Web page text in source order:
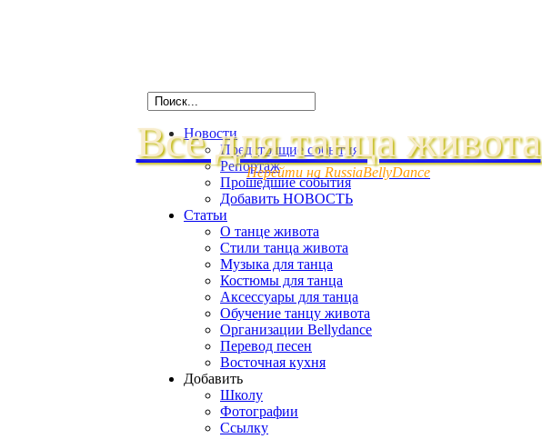
Все для танца живота
Перейти на RussiaBellyDance
Новости
Предстоящие события
Репортаж
Прошедшие события
Добавить НОВОСТЬ
Статьи
О танце живота
Стили танца живота
Музыка для танца
Костюмы для танца
Аксессуары для танца
Обучение танцу живота
Организации Bellydance
Перевод песен
Восточная кухня
Добавить
Школу
Фотографии
Ссылку